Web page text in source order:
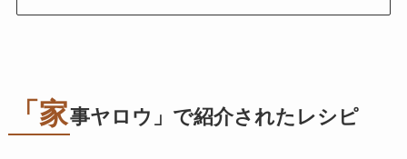
「家事ヤロウ」で紹介されたレシピ